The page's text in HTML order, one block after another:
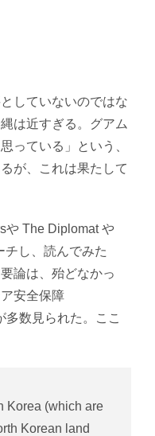
していないのではな
は近すぎる。グアム
っている」という、
が、これは果たして
や The Diplomat や
チし、読んでみた
論は、殆どなかっ
安全保障
多数見られた。ここ
Korea (which are
Korean land